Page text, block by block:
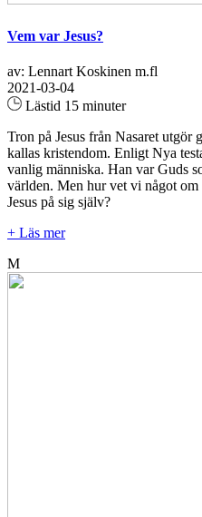
Vem var Jesus?
av: Lennart Koskinen m.fl
2021-03-04
Lästid 15 minuter
Tron på Jesus från Nasaret
kallas kristendom. Enligt Nya
vanlig människa. Han var Guds
världen. Men hur vet vi något om
Jesus på sig själv?
+ Läs mer
M